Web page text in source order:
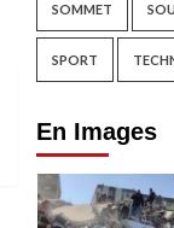
SOMMET
SPORT
En Images